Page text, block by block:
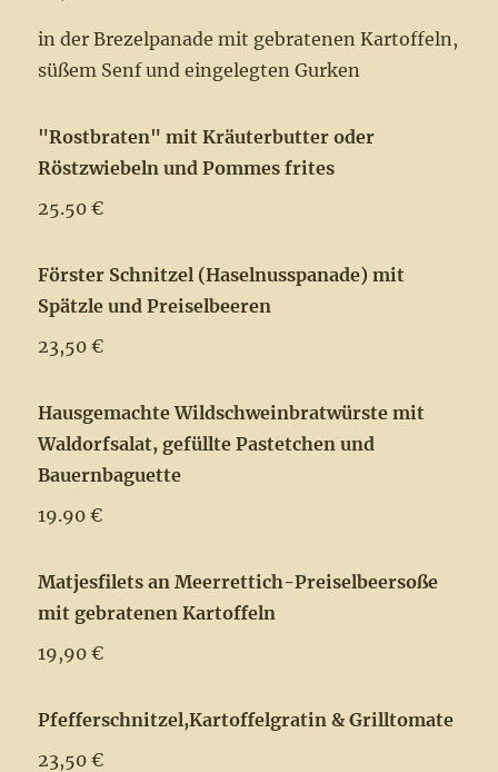
in der Brezelpanade mit gebratenen Kartoffeln,
süßem Senf und eingelegten Gurken
"Rostbraten" mit Kräuterbutter oder
Röstzwiebeln und Pommes frites
25.50 €
Förster Schnitzel (Haselnusspanade) mit
Spätzle und Preiselbeeren
23,50 €
Hausgemachte Wildschweinbratwürste mit
Waldorfsalat, gefüllte Pastetchen und
Bauernbaguette
19.90 €
Matjesfilets an Meerrettich-Preiselbeersoße
mit gebratenen Kartoffeln
19,90 €
Pfefferschnitzel,Kartoffelgratin & Grilltomate
23,50 €